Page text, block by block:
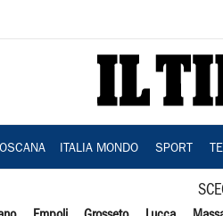
ITALIA MONDO SPORT